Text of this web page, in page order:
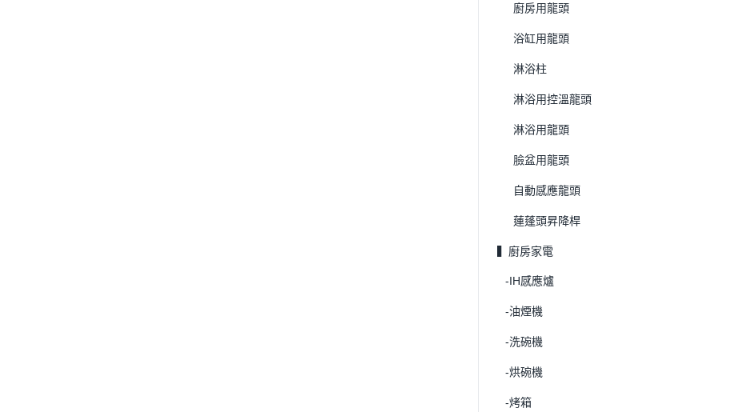
廚房用龍頭
浴缸用龍頭
淋浴柱
淋浴用控溫龍頭
淋浴用龍頭
臉盆用龍頭
自動感應龍頭
蓮蓬頭昇降桿
▍廚房家電
-IH感應爐
-油煙機
-洗碗機
-烘碗機
-烤箱